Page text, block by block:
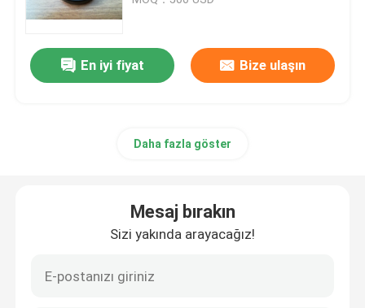
Yağ Dudak Keçesi
En iyi fiyat Bize ulaşın
Daha fazla göster
Mesaj bırakın
Sizi yakında arayacağız!